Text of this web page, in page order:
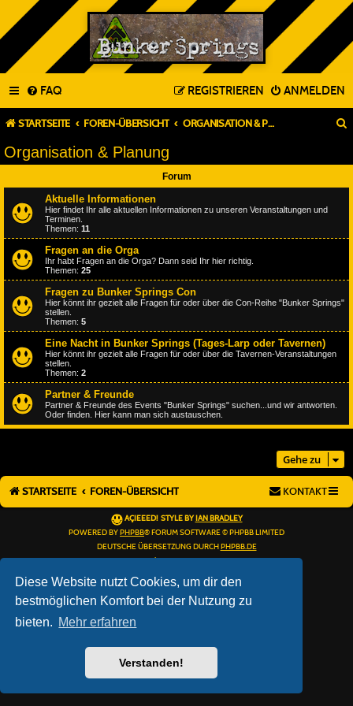
Diese Website nutzt Cookies, um dir den
bestmöglichen Komfort bei der Nutzung zu
bieten. Mehr erfahren
Verstanden!
FAQ ANMELDEN
REGISTRIEREN
STARTSEITE FOREN-ÜBERSICHT ORGANISATION & PLANUNG
Organisation & Planung
Forum
Aktuelle Informationen
Hier findet Ihr alle aktuellen Informationen zu unseren Veranstaltungen und
Terminen.
Themen: 11
Fragen an die Orga
Ihr habt Fragen an die Orga? Dann seid Ihr hier richtig.
Themen: 25
Fragen zu Bunker Springs Con
Hier könnt ihr gezielt alle Fragen für oder über die Con-Reihe "Bunker Springs"
stellen.
Themen: 5
Eine Nacht in Bunker Springs (Tages-Larp oder Tavernen)
Hier könnt ihr gezielt alle Fragen für oder über die Tavernen-Veranstaltungen
stellen.
Themen: 2
Partner & Freunde
Partner & Freunde des Events "Bunker Springs" suchen...und wir antworten.
Oder finden. Hier kann man sich austauschen.
Gehe zu
STARTSEITE FOREN-ÜBERSICHT KONTAKT
AÇIEEED! STYLE BY IAN BRADLEY
POWERED BY PHPBB® FORUM SOFTWARE © PHPBB LIMITED
DEUTSCHE ÜBERSETZUNG DURCH PHPBB.DE